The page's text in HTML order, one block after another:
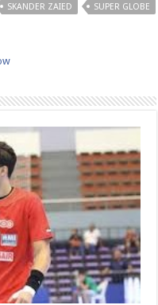
SKANDER ZAIED
SUPER GLOBE